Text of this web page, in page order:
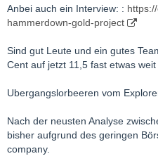
Anbei auch ein Interview: :
hammerdown-gold-project
Sind gut Leute und ein gutes
Cent auf jetzt 11,5 fast etwas
Ubergangslorbeeren vom
Nach der neusten Analyse
bisher aufgrund des geringen
company.